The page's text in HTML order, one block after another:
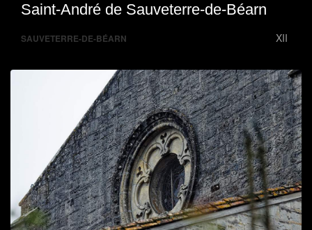
Saint-André de Sauveterre-de-Béarn
SAUVETERRE-DE-BÉARN XII